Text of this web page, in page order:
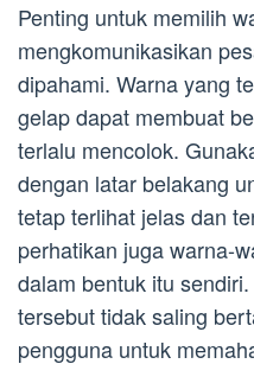
Penting untuk memilih
mengkomunikasikan
dipahami. Warna yang
gelap dapat membuat
terlalu mencolok.
dengan latar belakang
tetap terlihat jelas dan
perhatikan juga warna-
dalam bentuk itu
tersebut tidak saling
pengguna untuk